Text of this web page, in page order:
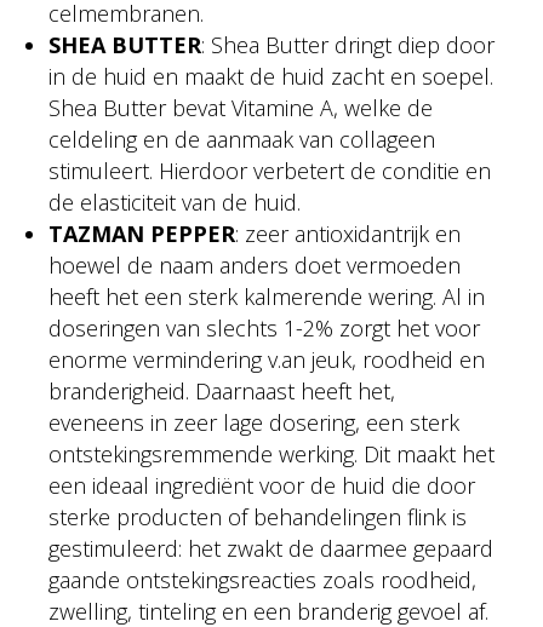
celmembranen.
SHEA BUTTER: Shea Butter dringt diep door
in de huid en maakt de huid zacht en soepel.
Shea Butter bevat Vitamine A, welke de
celdeling en de aanmaak van collageen
stimuleert. Hierdoor verbetert de conditie en
de elasticiteit van de huid.
TAZMAN PEPPER: zeer antioxidantrijk en
hoewel de naam anders doet vermoeden
heeft het een sterk kalmerende wering. Al in
doseringen van slechts 1-2% zorgt het voor
enorme vermindering v.an jeuk, roodheid en
branderigheid. Daarnaast heeft het,
eveneens in zeer lage dosering, een sterk
ontstekingsremmende werking. Dit maakt het
een ideaal ingrediënt voor de huid die door
sterke producten of behandelingen flink is
gestimuleerd: het zwakt de daarmee gepaard
gaande ontstekingsreacties zoals roodheid,
zwelling, tinteling en een branderig gevoel af.